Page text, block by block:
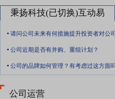
地位,尤其是产品的视密度和体积密
市场知名度。 （二）原材料资源
定的优势。同时,攀枝花市是四川省
秉扬科技(已切换)互动易
. 请问公司未来有何措施提升投资者对公
. 公司近期是否有并购、重组计划？
. 公司的品牌如何管理？有考虑过这方面
公司运营